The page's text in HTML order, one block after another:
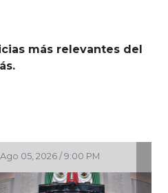
más relevantes del
PM Ago 05, 2026 / 8:18 PM